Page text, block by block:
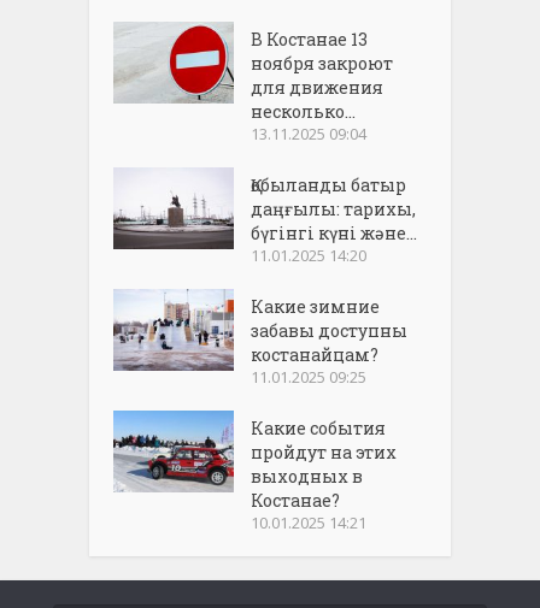
В Костанае 13
ноября закроют
для движения
несколько...
13.11.2025 09:04
Қобыланды батыр
даңғылы: тарихы,
бүгінгі күні және...
11.01.2025 14:20
Какие зимние
забавы доступны
костанайцам?
11.01.2025 09:25
Какие события
пройдут на этих
выходных в
Костанае?
10.01.2025 14:21